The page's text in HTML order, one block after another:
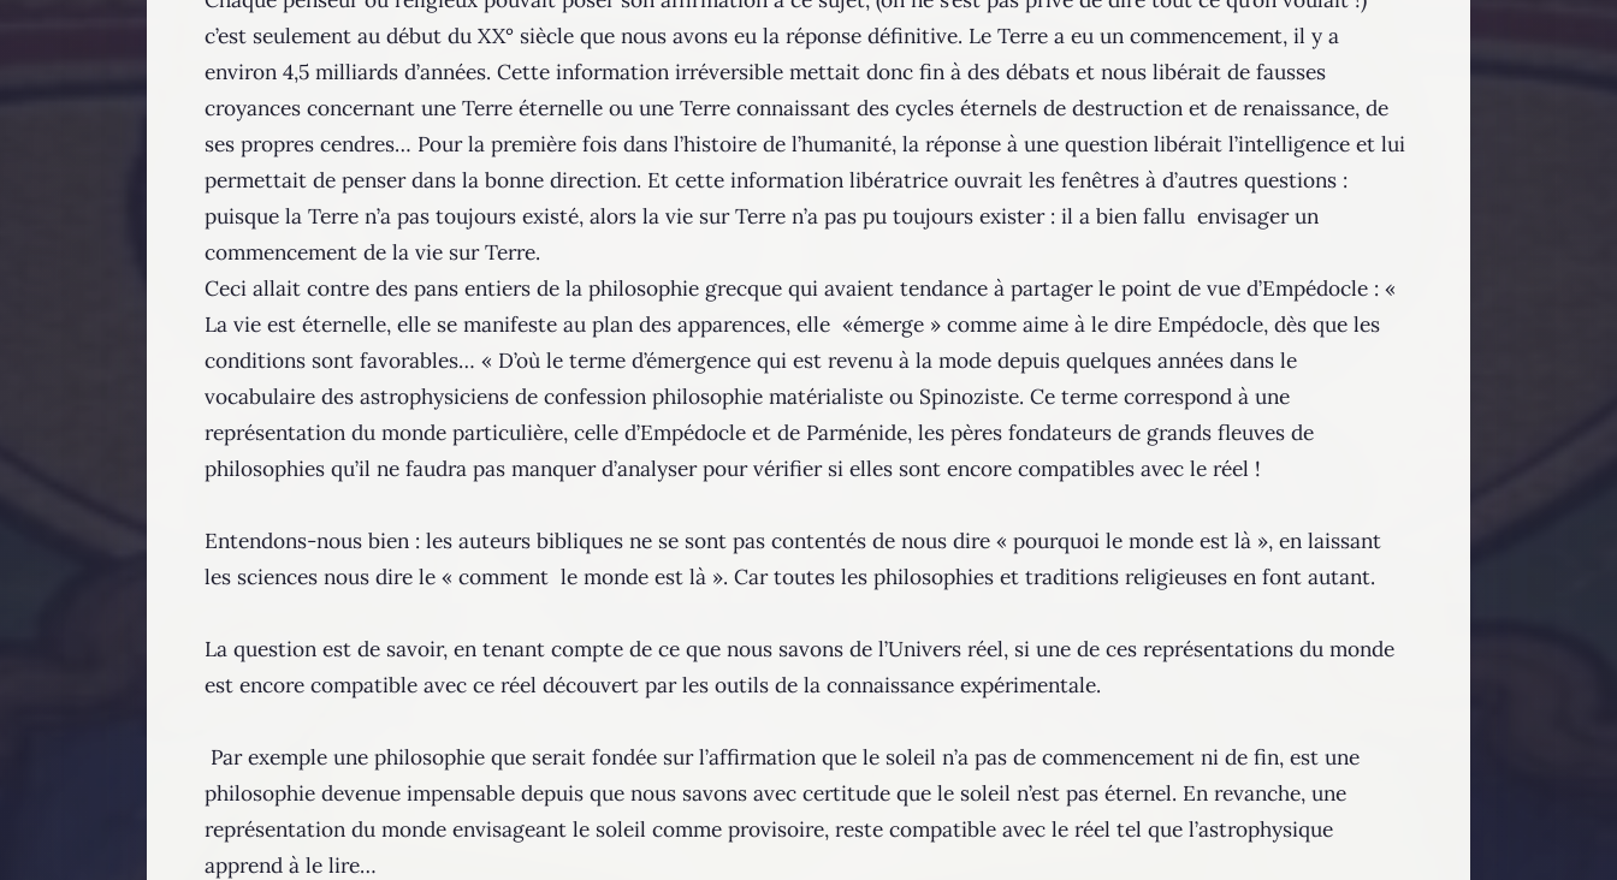
c’est seulement au début du XX° siècle que nous avons eu la réponse définitive. Le Terre a eu un commencement, il y a
environ 4,5 milliards d’années. Cette information irréversible mettait donc fin à des débats et nous libérait de fausses
croyances concernant une Terre éternelle ou une Terre connaissant des cycles éternels de destruction et de renaissance, de
ses propres cendres… Pour la première fois dans l’histoire de l’humanité, la réponse à une question libérait l’intelligence et lui
permettait de penser dans la bonne direction. Et cette information libératrice ouvrait les fenêtres à d’autres questions :
puisque la Terre n’a pas toujours existé, alors la vie sur Terre n’a pas pu toujours exister : il a bien fallu envisager un
commencement de la vie sur Terre.
Ceci allait contre des pans entiers de la philosophie grecque qui avaient tendance à partager le point de vue d’Empédocle : «
La vie est éternelle, elle se manifeste au plan des apparences, elle «émerge » comme aime à le dire Empédocle, dès que les
conditions sont favorables… « D’où le terme d’émergence qui est revenu à la mode depuis quelques années dans le
vocabulaire des astrophysiciens de confession philosophie matérialiste ou Spinoziste. Ce terme correspond à une
représentation du monde particulière, celle d’Empédocle et de Parménide, les pères fondateurs de grands fleuves de
philosophies qu’il ne faudra pas manquer d’analyser pour vérifier si elles sont encore compatibles avec le réel !
Entendons-nous bien : les auteurs bibliques ne se sont pas contentés de nous dire « pourquoi le monde est là », en laissant
les sciences nous dire le « comment le monde est là ». Car toutes les philosophies et traditions religieuses en font autant.
La question est de savoir, en tenant compte de ce que nous savons de l’Univers réel, si une de ces représentations du monde
est encore compatible avec ce réel découvert par les outils de la connaissance expérimentale.
Par exemple une philosophie que serait fondée sur l’affirmation que le soleil n’a pas de commencement ni de fin, est une
philosophie devenue impensable depuis que nous savons avec certitude que le soleil n’est pas éternel. En revanche, une
représentation du monde envisageant le soleil comme provisoire, reste compatible avec le réel tel que l’astrophysique
apprend à le lire…